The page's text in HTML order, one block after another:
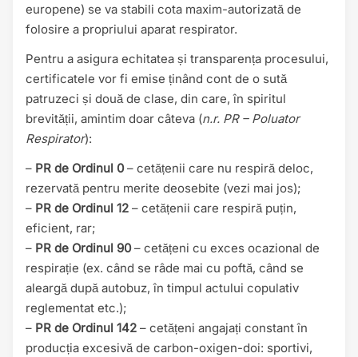
europene) se va stabili cota maxim-autorizată de
folosire a propriului aparat respirator.
Pentru a asigura echitatea și transparența procesului,
certificatele vor fi emise ținând cont de o sută
patruzeci și două de clase, din care, în spiritul
brevității, amintim doar câteva (n.r. PR – Poluator
Respirator):
– PR de Ordinul 0– cetățenii care nu respiră deloc,
rezervată pentru merite deosebite (vezi mai jos);
– PR de Ordinul 12 – cetățenii care respiră puțin,
eficient, rar;
– PR de Ordinul 90– cetățeni cu exces ocazional de
respirație (ex. când se râde mai cu poftă, când se
aleargă după autobuz, în timpul actului copulativ
reglementat etc.);
– PR de Ordinul 142 – cetățeni angajați constant în
producția excesivă de carbon-oxigen-doi: sportivi,